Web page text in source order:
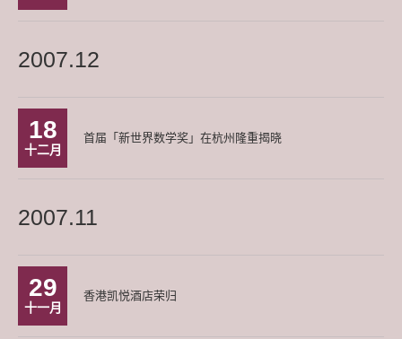
2007.12
18
十二月
首届「新世界数学奖」在杭州隆重揭晓
2007.11
29
十一月
香港凯悦酒店荣归